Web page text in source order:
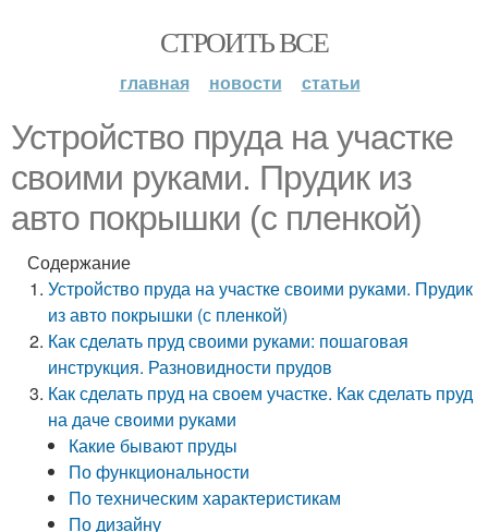
СТРОИТЬ ВСЕ
главная новости статьи
Устройство пруда на участке
своими руками. Прудик из
авто покрышки (с пленкой)
Содержание
Устройство пруда на участке своими руками. Прудик
из авто покрышки (с пленкой)
Как сделать пруд своими руками: пошаговая
инструкция. Разновидности прудов
Как сделать пруд на своем участке. Как сделать пруд
на даче своими руками
Какие бывают пруды
По функциональности
По техническим характеристикам
По дизайну